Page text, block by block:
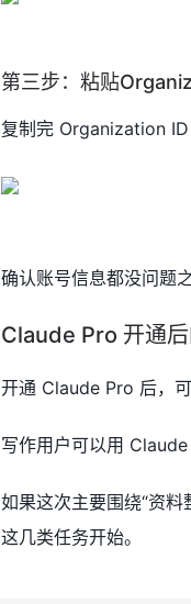
第三步：粘贴
复制完 Organization
确认账号信息都没问题
Claude Pro 开通
开通 Claude Pro 后，
写作用户可以用
如果这次主要围绕“资
这几类任务开始。